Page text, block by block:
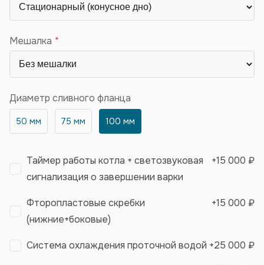
Мешалка
Диаметр сливного фланца
50 мм 75 мм 100 мм
Таймер работы котла + светозвуковая
сигнализация о завершении варки
+15 000 ₽
Фторопластовые скребки
(нижние+боковые)
+15 000 ₽
Система охлаждения проточной водой +25 000 ₽